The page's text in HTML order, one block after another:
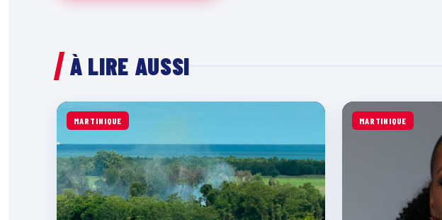
À LIRE AUSSI
MARTINIQUE MARTINIQUE